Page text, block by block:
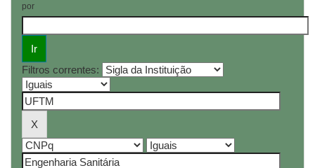
por
Filtros correntes: